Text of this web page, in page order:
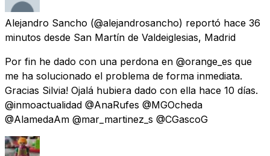
Alejandro Sancho (@alejandrosancho) reportó hace 36
minutos desde San Martín de Valdeiglesias, Madrid
Por fin he dado con una perdona en @orange_es que
me ha solucionado el problema de forma inmediata.
Gracias Silvia! Ojalá hubiera dado con ella hace 10 días.
@inmoactualidad @AnaRufes @MGOcheda
@AlamedaAm @mar_martinez_s @CGascoG